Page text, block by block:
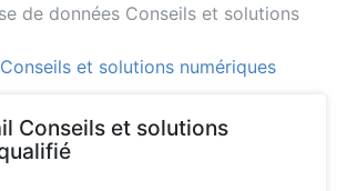
de données Conseils et solutions
et solutions numériques
Conseils et solutions